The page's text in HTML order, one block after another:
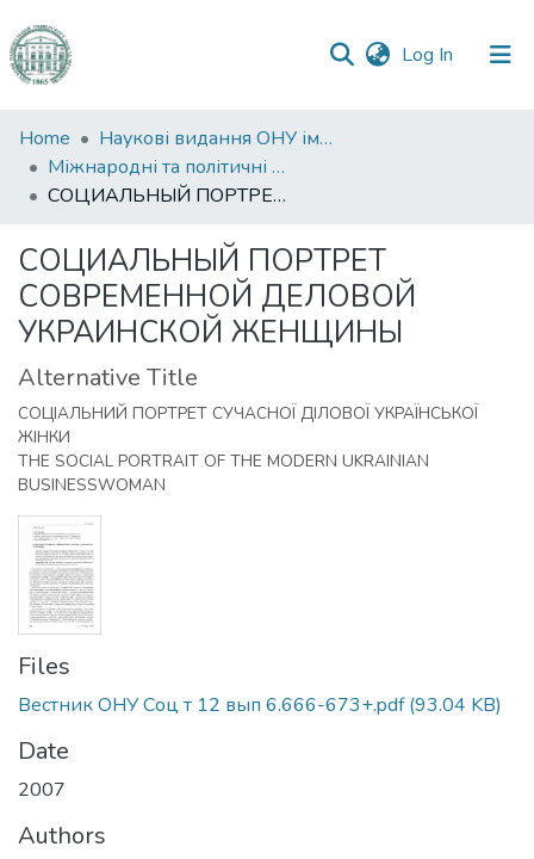
Log In (current)
Communities
&
Collections
Statistics
Home
Наукові видання ОНУ імені І. І. Мечникова
Міжнародні та політичні дослідження
СОЦИАЛЬНЫЙ ПОРТРЕТ СОВРЕМЕННОЙ ДЕЛОВОЙ УКРАИНСКОЙ ЖЕНЩИНЫ
СОЦИАЛЬНЫЙ ПОРТРЕТ
СОВРЕМЕННОЙ ДЕЛОВОЙ
УКРАИНСКОЙ ЖЕНЩИНЫ
Alternative Title
СОЦІАЛЬНИЙ ПОРТРЕТ СУЧАСНОЇ ДІЛОВОЇ УКРАЇНСЬКОЇ
ЖІНКИ
THE SOCIAL PORTRAIT OF THE MODERN UKRAINIAN
BUSINESSWOMAN
Files
Вестник ОНУ Соц т 12 вып 6.666-673+.pdf(93.04 KB)
Date
2007
Authors